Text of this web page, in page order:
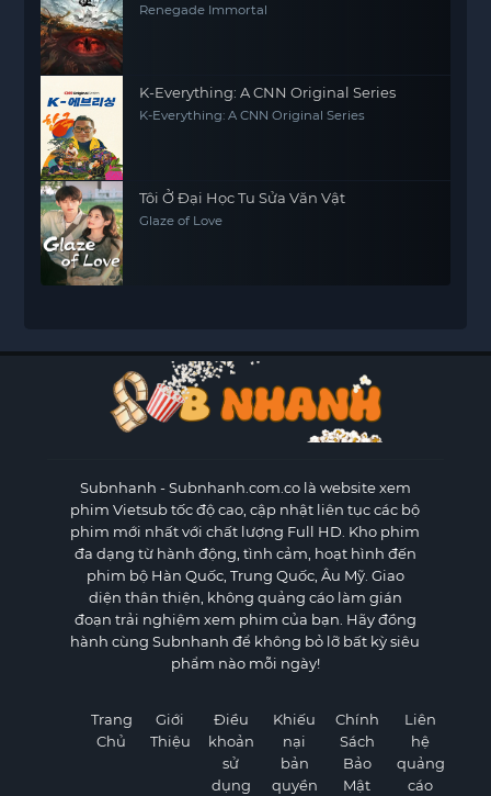
Renegade Immortal
K-Everything: A CNN Original Series
K-Everything: A CNN Original Series
Tôi Ở Đại Học Tu Sửa Văn Vật
Glaze of Love
Subnhanh - Subnhanh.com.co là website xem
phim Vietsub tốc độ cao, cập nhật liên tục các bộ
phim mới nhất với chất lượng Full HD. Kho phim
đa dạng từ hành động, tình cảm, hoạt hình đến
phim bộ Hàn Quốc, Trung Quốc, Âu Mỹ. Giao
diện thân thiện, không quảng cáo làm gián
đoạn trải nghiệm xem phim của bạn. Hãy đồng
hành cùng Subnhanh để không bỏ lỡ bất kỳ siêu
phẩm nào mỗi ngày!
Trang
Chủ
Giới
Thiệu
Điều
khoản
sử
dụng
Khiếu
nại
bản
quyền
Chính
Sách
Bảo
Mật
Liên
hệ
quảng
cáo